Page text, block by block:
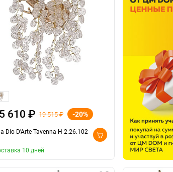
610 ₽ 19 515 ₽ -20%
Dio D'Arte Tavenna H 2.26.102
10 дней